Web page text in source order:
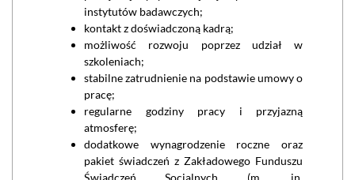
instytutów badawczych;
kontakt z doświadczoną kadrą;
możliwość rozwoju poprzez udział w
szkoleniach;
stabilne zatrudnienie na podstawie umowy o
pracę;
regularne godziny pracy i przyjazną
atmosferę;
dodatkowe wynagrodzenie roczne oraz
pakiet świadczeń z Zakładowego Funduszu
Świadczeń Socjalnych (m. in.